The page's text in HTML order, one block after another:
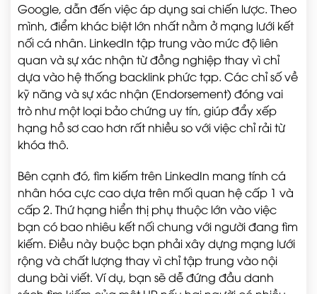
Google, dẫn đến việc áp dụng sai chiến lược. Theo
mình, điểm khác biệt lớn nhất nằm ở mạng lưới kết
nối cá nhân. LinkedIn tập trung vào mức độ liên
quan và sự xác nhận từ đồng nghiệp thay vì chỉ
dựa vào hệ thống backlink phức tạp. Các chỉ số về
kỹ năng và sự xác nhận (Endorsement) đóng vai
trò như một loại bảo chứng uy tín, giúp đẩy xếp
hạng hồ sơ cao hơn rất nhiều so với việc chỉ rải từ
khóa thô.
Bên cạnh đó, tìm kiếm trên LinkedIn mang tính cá
nhân hóa cực cao dựa trên mối quan hệ cấp 1 và
cấp 2. Thứ hạng hiển thị phụ thuộc lớn vào việc
bạn có bao nhiêu kết nối chung với người đang tìm
kiếm. Điều này buộc bạn phải xây dựng mạng lưới
rộng và chất lượng thay vì chỉ tập trung vào nội
dung bài viết. Ví dụ, bạn sẽ dễ đứng đầu danh